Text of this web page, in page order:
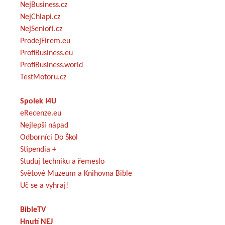
NejBusiness.cz
NejChlapi.cz
NejSenioři.cz
ProdejFirem.eu
ProfiBusiness.eu
ProfiBusiness.world
TestMotoru.cz
Spolek I4U
eRecenze.eu
Nejlepší nápad
Odborníci Do Škol
Stipendia +
Studuj techniku a řemeslo
Světové Muzeum a Knihovna Bible
Uč se a vyhraj!
BibleTV
Hnutí NEJ